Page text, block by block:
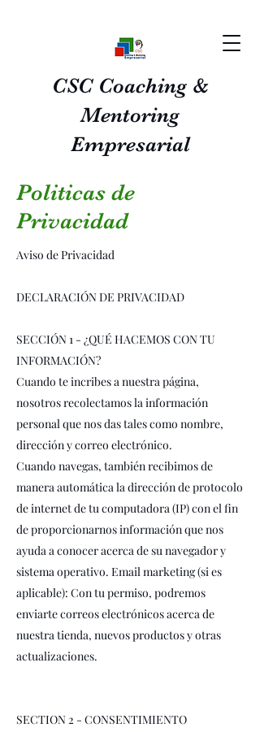
CSC Coaching &
Mentoring
Empresarial
Politicas de
Privacidad
Aviso de Privacidad
DECLARACIÓN DE PRIVACIDAD
SECCIÓN 1 - ¿QUÉ HACEMOS CON TU
INFORMACIÓN?
Cuando te incribes a nuestra página,
nosotros recolectamos la información
personal que nos das tales como nombre,
dirección y correo electrónico.
Cuando navegas, también recibimos de
manera automática la dirección de protocolo
de internet de tu computadora (IP) con el fin
de proporcionarnos información que nos
ayuda a conocer acerca de su navegador y
sistema operativo. Email marketing (si es
aplicable): Con tu permiso, podremos
enviarte correos electrónicos acerca de
nuestra tienda, nuevos productos y otras
actualizaciones.
SECTION 2 - CONSENTIMIENTO